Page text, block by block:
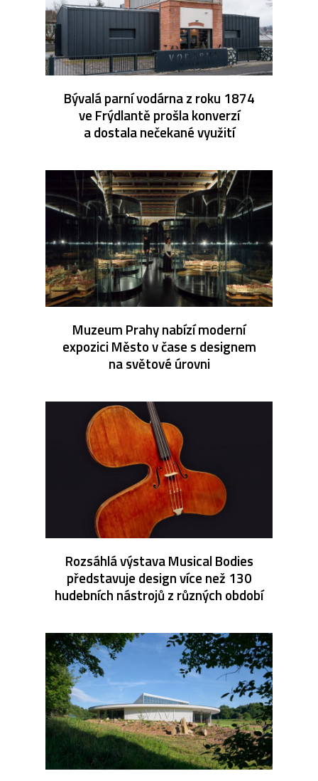
Bývalá parní vodárna z roku 1874
ve Frýdlantě prošla konverzí
a dostala nečekané využití
Muzeum Prahy nabízí moderní
expozici Město v čase s designem
na světové úrovni
Rozsáhlá výstava Musical Bodies
představuje design více než 130
hudebních nástrojů z různých období